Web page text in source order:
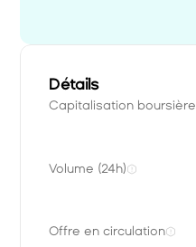
Détails
Capitalisation boursière
Volume (24h)
Offre en circulation